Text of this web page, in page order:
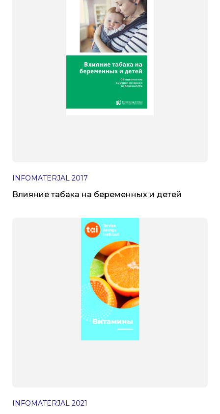
INFOMATERJAL 2017
Влияние табака на беременных и детей
INFOMATERJAL 2021